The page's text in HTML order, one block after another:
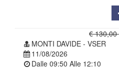
€ 130,00
MONTI DAVIDE - VSER
11/08/2026
Dalle 09:50 Alle 12:10